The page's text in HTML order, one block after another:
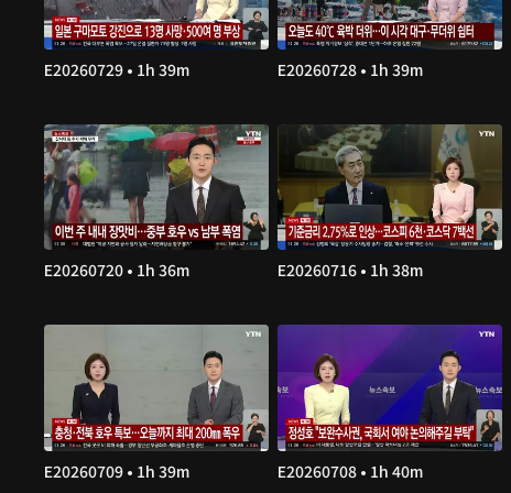
E20260729 • 1h 39m E20260728 • 1h 39m
E20260720 • 1h 36m E20260716 • 1h 38m
E20260709 • 1h 39m E20260708 • 1h 40m